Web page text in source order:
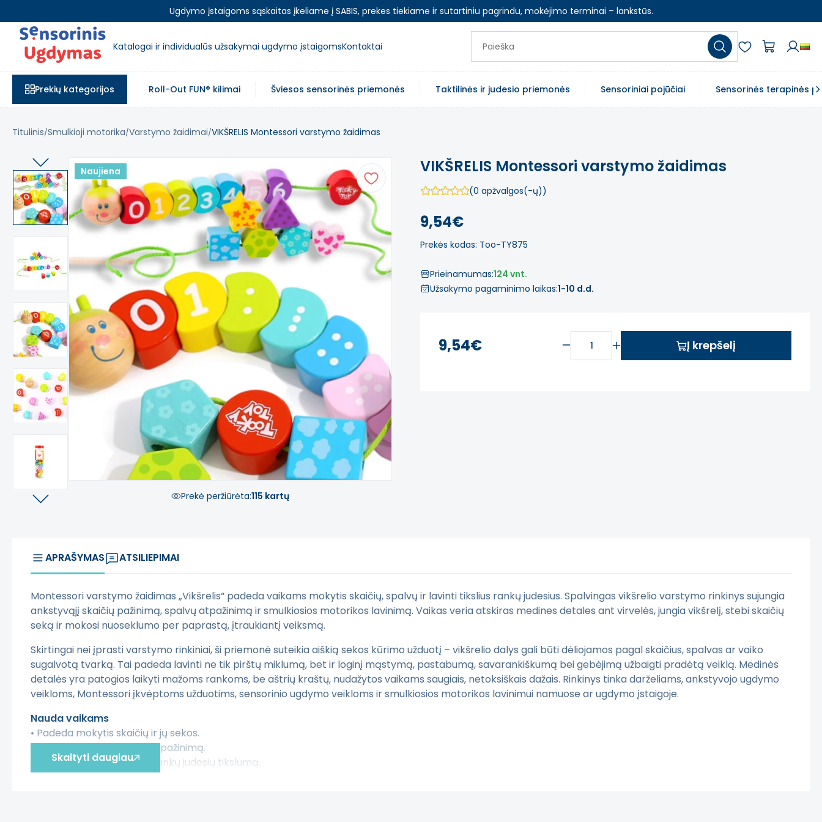
Ugdymo įstaigoms sąskaitas įkeliame į SABIS, prekes tiekiame ir sutartiniu pagrindu, mokėjimo terminai – lankstūs.
Katalogai ir individualūs užsakymai ugdymo įstaigomsKontaktai
Prekių kategorijos Roll-Out FUN® kilimai Šviesos sensorinės priemonės Taktilinės ir judesio priemonės Sensoriniai pojūčiai Sensorinės terapinės
Titulinis Smulkioji motorika Varstymo žaidimai VIKŠRELIS Montessori varstymo žaidimas
Naujiena
Prekė peržiūrėta:115 kartų
VIKŠRELIS Montessori varstymo žaidimas
(0 apžvalgos(-ų))
9,54€
Prekės kodas: Too-TY875
Prieinamumas:124 vnt.
Užsakymo pagaminimo laikas:1-10 d.d.
9,54€ Į krepšelį
APRAŠYMAS ATSILIEPIMAI
Montessori varstymo žaidimas „Vikšrelis“ padeda vaikams mokytis skaičių, spalvų ir lavinti tikslius rankų judesius. Spalvingas vikšrelio varstymo rinkinys sujungia
ankstyvąjį skaičių pažinimą, spalvų atpažinimą ir smulkiosios motorikos lavinimą. Vaikas veria atskiras medines detales ant virvelės, jungia vikšrelį, stebi skaičių
seką ir mokosi nuoseklumo per paprastą, įtraukiantį veiksmą.
Skirtingai nei įprasti varstymo rinkiniai, ši priemonė suteikia aiškią sekos kūrimo užduotį – vikšrelio dalys gali būti dėliojamos pagal skaičius, spalvas ar vaiko
sugalvotą tvarką. Tai padeda lavinti ne tik pirštų miklumą, bet ir loginį mąstymą, pastabumą, savarankiškumą bei gebėjimą užbaigti pradėtą veiklą. Medinės
detalės yra patogios laikyti mažoms rankoms, be aštrių kraštų, nudažytos vaikams saugiais, netoksiškais dažais. Rinkinys tinka darželiams, ankstyvojo ugdymo
veikloms, Montessori įkvėptoms užduotims, sensorinio ugdymo veikloms ir smulkiosios motorikos lavinimui namuose ar ugdymo įstaigoje.
Nauda vaikams
• Padeda mokytis skaičių ir jų sekos.
• Skatina spalvų ir formų atpažinimą.
• Lavina pirštų miklumą ir rankų judesių tikslumą.
• Ugdo kantrybę, dėmesio sutelkimą ir nuoseklumą.
Skaityti daugiau